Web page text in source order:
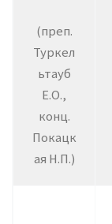
(преп.
Туркел
ьтауб
Е.О.,
конц.
Покацк
ая Н.П.)